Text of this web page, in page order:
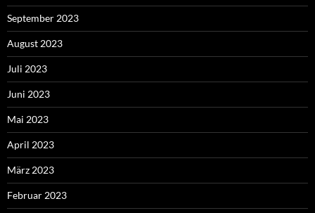
September 2023
August 2023
Juli 2023
Juni 2023
Mai 2023
April 2023
März 2023
Februar 2023